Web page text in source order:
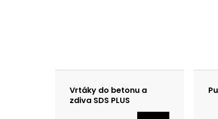
Vrtáky do betonu a
zdiva SDS PLUS